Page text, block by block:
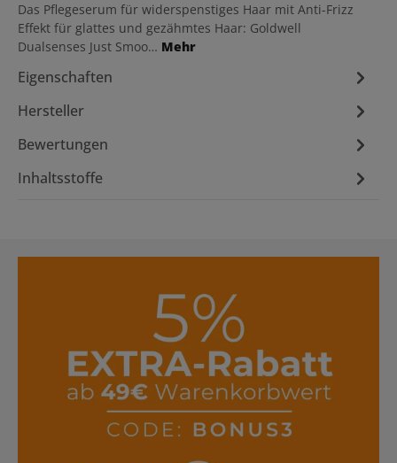
Das Pflegeserum für widerspenstiges Haar mit Anti-Frizz
Effekt für glattes und gezähmtes Haar: Goldwell
Dualsenses Just Smoo… Mehr
Eigenschaften
Hersteller
Bewertungen
Inhaltsstoffe